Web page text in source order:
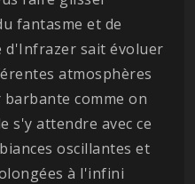
fantasme et de
d'Infrazer sait évoluer
atmosphères
comme on
s'y attendre avec ce
oscillantes et
à l'infini